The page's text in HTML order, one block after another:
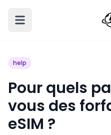
help
Pour quels
vous des
eSIM ?